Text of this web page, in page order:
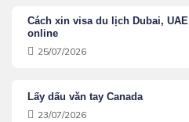
Cách xin visa du lịch Dubai, UAE
online
25/07/2026
Lấy dấu văn tay Canada
23/07/2026